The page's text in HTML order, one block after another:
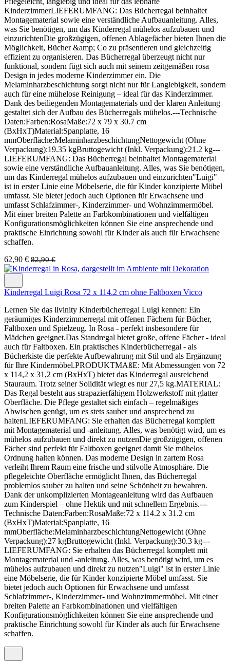
KinderzimmerLIEFERUMFANG: Das Bücherregal beinhaltet
Montagematerial sowie eine verständliche Aufbauanleitung. Alles,
was Sie benötigen, um das Kinderregal mühelos aufzubauen und
einzurichtenDie großzügigen, offenen Ablagefächer bieten Ihnen die
Möglichkeit, Bücher &amp; Co zu präsentieren und gleichzeitig
effizient zu organisieren. Das Bücherregal überzeugt nicht nur
funktional, sondern fügt sich auch mit seinem zeitgemäßen rosa
Design in jedes moderne Kinderzimmer ein. Die
Melaminharzbeschichtung sorgt nicht nur für Langlebigkeit, sondern
auch für eine mühelose Reinigung – ideal für das Kinderzimmer.
Dank des beiliegenden Montagematerials und der klaren Anleitung
gestaltet sich der Aufbau des Bücherregals mühelos.---Technische
Daten:Farben:RosaMaße:72 x 79 x 30.7 cm
(BxHxT)Material:Spanplatte, 16
mmOberfläche:MelaminharzbeschichtungNettogewicht (Ohne
Verpackung):19.35 kgBruttogewicht (Inkl. Verpackung):21.2 kg---
LIEFERUMFANG: Das Bücherregal beinhaltet Montagematerial
sowie eine verständliche Aufbauanleitung. Alles, was Sie benötigen,
um das Kinderregal mühelos aufzubauen und einzurichten"Luigi"
ist in erster Linie eine Möbelserie, die für Kinder konzipierte Möbel
umfasst. Sie bietet jedoch auch Optionen für Erwachsene und
umfasst Schlafzimmer-, Kinderzimmer- und Wohnzimmermöbel.
Mit einer breiten Palette an Farbkombinationen und vielfältigen
Konfigurationsmöglichkeiten können Sie eine ansprechende und
praktische Einrichtung sowohl für Kinder als auch für Erwachsene
schaffen.
62,90 € 82,90 €
Kinderregal Luigi Rosa 72 x 114.2 cm ohne Faltboxen Vicco
Lernen Sie das livinity Kinderbücherregal Luigi kennen: Ein
geräumiges Kinderzimmerregal mit offenen Fächern für Bücher,
Faltboxen und Spielzeug. In Rosa - perfekt insbesondere für
Mädchen geeignet.Das Standregal bietet große, offene Fächer - ideal
auch für Faltboxen. Ein praktisches Kinderbücherregal - als
Bücherkiste die perfekte Aufbewahrung mit Stil und als Ergänzung
für Ihre Kindermöbel.PRODUKTMAßE: Mit Abmessungen von 72
x 114,2 x 31,2 cm (BxHxT) bietet das Kinderregal ausreichend
Stauraum. Trotz seiner Solidität wiegt es nur 27,5 kg.MATERIAL:
Das Regal besteht aus strapazierfähigem Holzwerkstoff mit glatter
Oberfläche. Die Pflege gestaltet sich einfach – regelmäßiges
Abwischen genügt, um es stets sauber und ansprechend zu
haltenLIEFERUMFANG: Sie erhalten das Bücherregal komplett
mit Montagematerial und -anleitung. Alles, was benötigt wird, um es
mühelos aufzubauen und direkt zu nutzenDie großzügigen, offenen
Fächer sind perfekt für Faltboxen geeignet damit Sie mühelos
Ordnung halten können. Das moderne Design in zartem Rosa
verleiht Ihrem Raum eine frische und stilvolle Atmosphäre. Die
pflegeleichte Oberfläche ermöglicht Ihnen, das Bücherregal
problemlos sauber zu halten und seine Schönheit zu bewahren.
Dank der unkomplizierten Montageanleitung wird das Aufbauen
zum Kinderspiel – ohne Hektik und mit schnellem Ergebnis.---
Technische Daten:Farben:RosaMaße:72 x 114.2 x 31.2 cm
(BxHxT)Material:Spanplatte, 16
mmOberfläche:MelaminharzbeschichtungNettogewicht (Ohne
Verpackung):27 kgBruttogewicht (Inkl. Verpackung):30.3 kg---
LIEFERUMFANG: Sie erhalten das Bücherregal komplett mit
Montagematerial und -anleitung. Alles, was benötigt wird, um es
mühelos aufzubauen und direkt zu nutzen"Luigi" ist in erster Linie
eine Möbelserie, die für Kinder konzipierte Möbel umfasst. Sie
bietet jedoch auch Optionen für Erwachsene und umfasst
Schlafzimmer-, Kinderzimmer- und Wohnzimmermöbel. Mit einer
breiten Palette an Farbkombinationen und vielfältigen
Konfigurationsmöglichkeiten können Sie eine ansprechende und
praktische Einrichtung sowohl für Kinder als auch für Erwachsene
schaffen.